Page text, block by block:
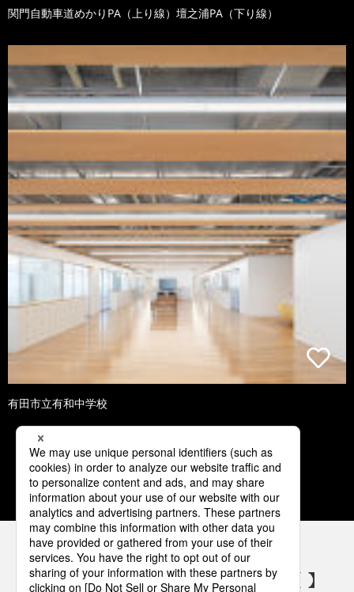
関門自動車道めかりPA（上り線）壇之浦PA（下り線）
有田市立有和中学校
1 2 3 4 5
パナソニックの電気設備 SNSアカウント